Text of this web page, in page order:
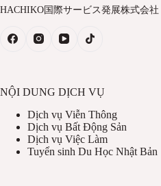
HACHIKO国際サービス発展株式会社
NỘI DUNG DỊCH VỤ
Dịch vụ Viễn Thông
Dịch vụ Bất Động Sản
Dịch vụ Việc Làm
Tuyển sinh Du Học Nhật Bản